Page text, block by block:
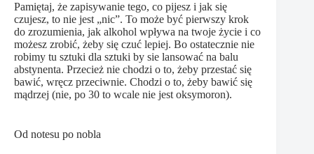
Pamiętaj, że zapisywanie tego, co pijesz i jak się
czujesz, to nie jest „nic”. To może być pierwszy krok
do zrozumienia, jak alkohol wpływa na twoje życie i co
możesz zrobić, żeby się czuć lepiej. Bo ostatecznie nie
robimy tu sztuki dla sztuki by sie lansować na balu
abstynenta. Przecież nie chodzi o to, żeby przestać się
bawić, wręcz przeciwnie. Chodzi o to, żeby bawić się
mądrzej (nie, po 30 to wcale nie jest oksymoron).
Od notesu po nobla